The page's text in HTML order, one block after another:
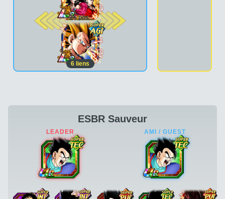
2e pos.
6 liens
ESBR Sauveur